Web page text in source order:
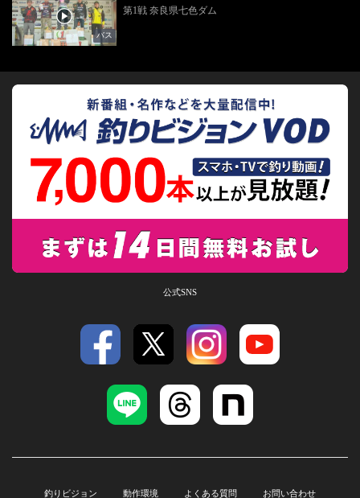
バス
第1戦 奈良県七色ダム
公式SNS
釣りビジョン 動作環境 よくある質問 お問い合わせ